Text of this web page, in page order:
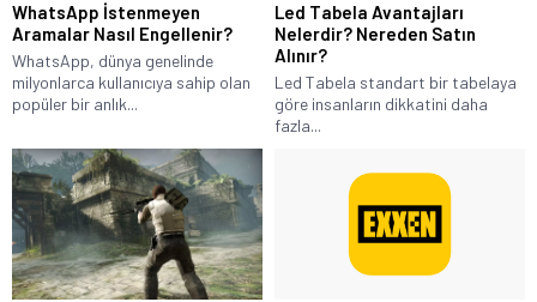
WhatsApp İstenmeyen
Aramalar Nasıl Engellenir?
WhatsApp, dünya genelinde
milyonlarca kullanıcıya sahip olan
popüler bir anlık...
Led Tabela Avantajları
Nelerdir? Nereden Satın
Alınır?
Led Tabela standart bir tabelaya
göre insanların dikkatini daha
fazla...